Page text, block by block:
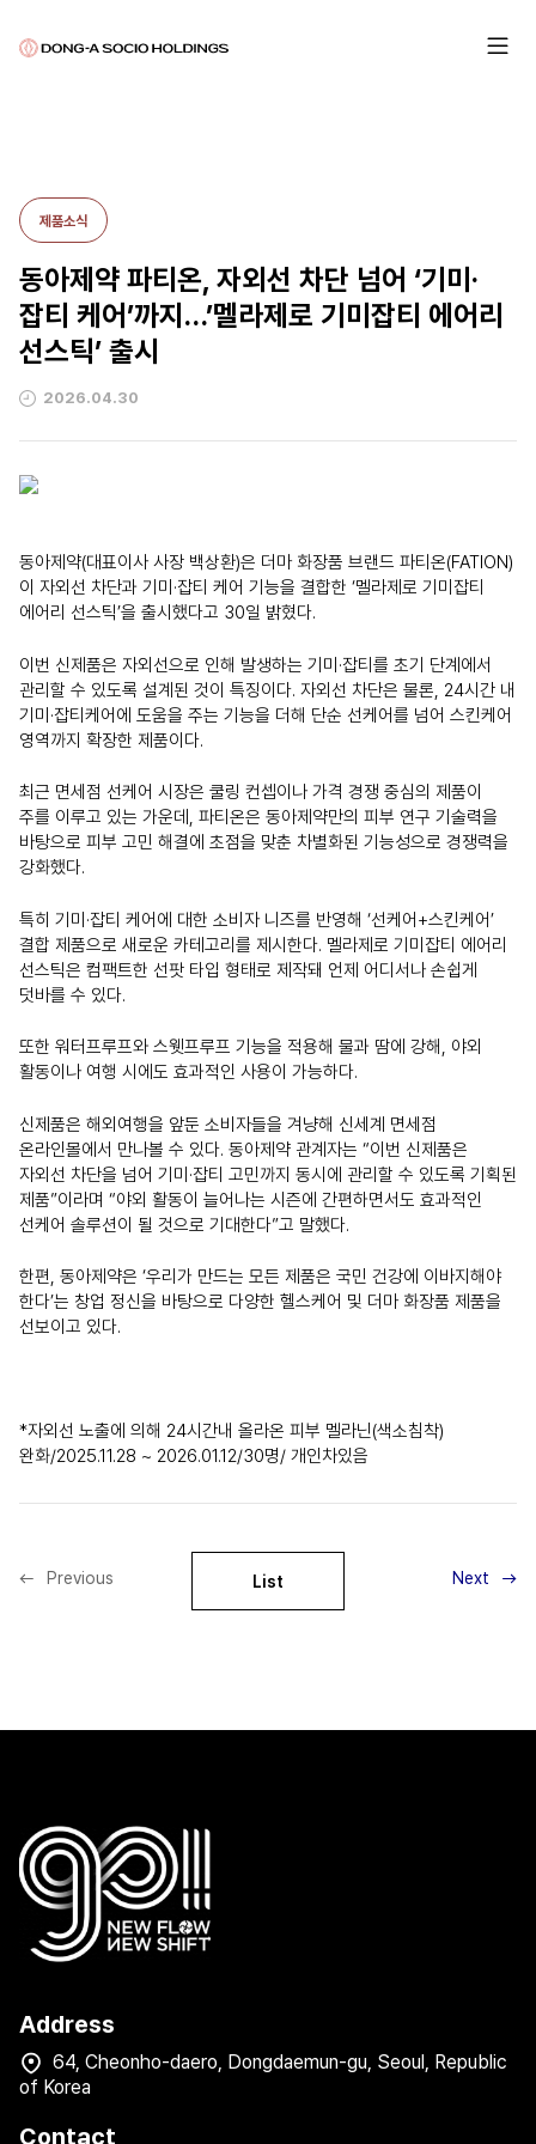
제품소식
동아제약 파티온, 자외선 차단 넘어 ‘기미·
잡티 케어’까지…’멜라제로 기미잡티 에어리
선스틱’ 출시
2026.04.30
동아제약(대표이사 사장 백상환)은 더마 화장품 브랜드 파티온(FATION)
이 자외선 차단과 기미·잡티 케어 기능을 결합한 ‘멜라제로 기미잡티
에어리 선스틱’을 출시했다고 30일 밝혔다.
이번 신제품은 자외선으로 인해 발생하는 기미·잡티를 초기 단계에서
관리할 수 있도록 설계된 것이 특징이다. 자외선 차단은 물론, 24시간 내
기미·잡티케어에 도움을 주는 기능을 더해 단순 선케어를 넘어 스킨케어
영역까지 확장한 제품이다.
최근 면세점 선케어 시장은 쿨링 컨셉이나 가격 경쟁 중심의 제품이
주를 이루고 있는 가운데, 파티온은 동아제약만의 피부 연구 기술력을
바탕으로 피부 고민 해결에 초점을 맞춘 차별화된 기능성으로 경쟁력을
강화했다.
특히 기미·잡티 케어에 대한 소비자 니즈를 반영해 ‘선케어+스킨케어’
결합 제품으로 새로운 카테고리를 제시한다. 멜라제로 기미잡티 에어리
선스틱은 컴팩트한 선팟 타입 형태로 제작돼 언제 어디서나 손쉽게
덧바를 수 있다.
또한 워터프루프와 스웻프루프 기능을 적용해 물과 땀에 강해, 야외
활동이나 여행 시에도 효과적인 사용이 가능하다.
신제품은 해외여행을 앞둔 소비자들을 겨냥해 신세계 면세점
온라인몰에서 만나볼 수 있다. 동아제약 관계자는 “이번 신제품은
자외선 차단을 넘어 기미·잡티 고민까지 동시에 관리할 수 있도록 기획된
제품”이라며 “야외 활동이 늘어나는 시즌에 간편하면서도 효과적인
선케어 솔루션이 될 것으로 기대한다”고 말했다.
한편, 동아제약은 ‘우리가 만드는 모든 제품은 국민 건강에 이바지해야
한다’는 창업 정신을 바탕으로 다양한 헬스케어 및 더마 화장품 제품을
선보이고 있다.
*자외선 노출에 의해 24시간내 올라온 피부 멜라닌(색소침착)
완화/2025.11.28 ~ 2026.01.12/30명/ 개인차있음
List
Previous Next
Address
64, Cheonho-daero, Dongdaemun-gu, Seoul, Republic
of Korea
Contact